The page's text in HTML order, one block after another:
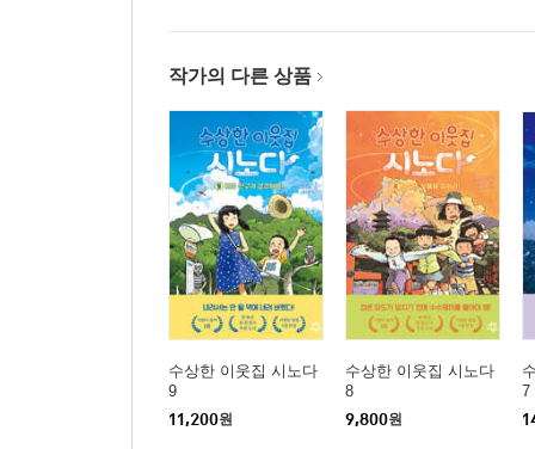
작가의 다른 상품
수상한 이웃집 시노다
9
11,200원
수상한 이웃집 시노다
8
9,800원
7